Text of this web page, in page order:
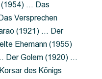
… Das
Versprechen
(1921) … Der
Ehemann (1955)
Der Golem (1920) …
des Königs